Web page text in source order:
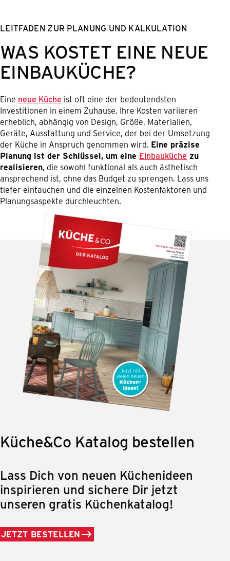
LEITFADEN ZUR PLANUNG UND KALKULATION
WAS KOSTET EINE NEUE
EINBAUKÜCHE?
Eine neue Küche ist oft eine der bedeutendsten
Investitionen in einem Zuhause. Ihre Kosten variieren
erheblich, abhängig von Design, Größe, Materialien,
Geräte, Ausstattung und Service, der bei der Umsetzung
der Küche in Anspruch genommen wird. Eine präzise
Planung ist der Schlüssel, um eine Einbauküche zu
realisieren, die sowohl funktional als auch ästhetisch
ansprechend ist, ohne das Budget zu sprengen. Lass uns
tiefer eintauchen und die einzelnen Kostenfaktoren und
Planungsaspekte durchleuchten.
Küche&Co Katalog bestellen
Lass Dich von neuen Küchenideen
inspirieren und sichere Dir jetzt
unseren gratis Küchenkatalog!
JETZT BESTELLEN